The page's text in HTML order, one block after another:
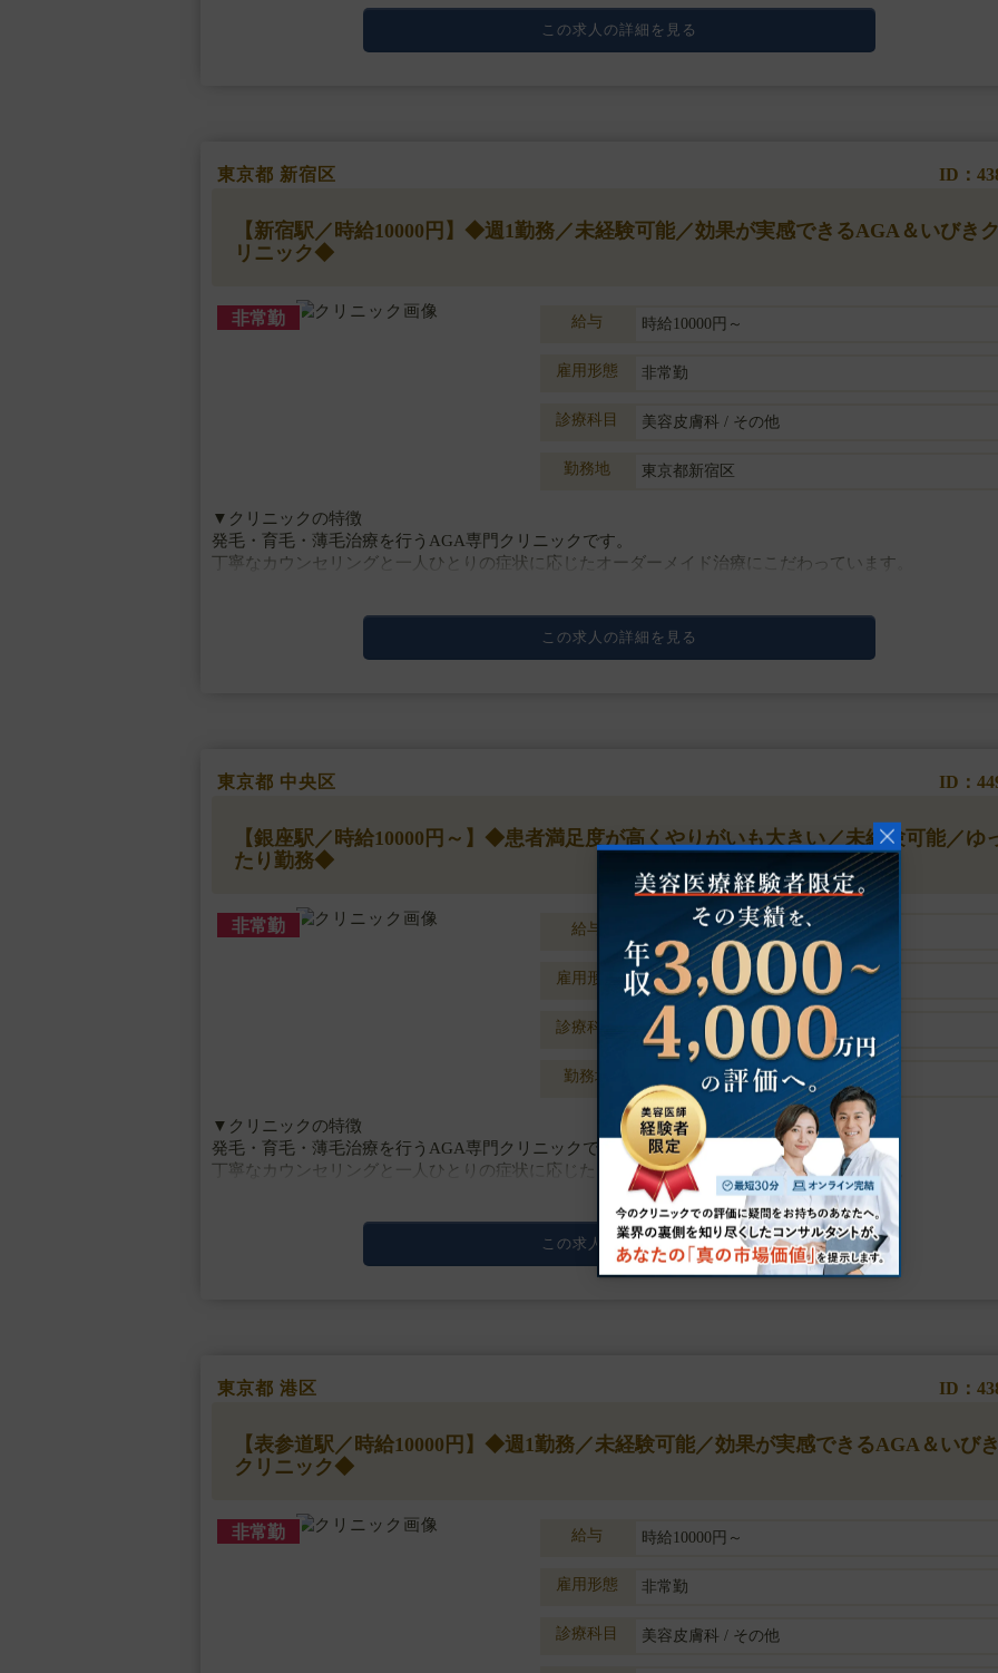
この求人の詳細を見る
東京都 新宿区 ID：
【新宿駅／時給10000円】◆週1勤務／未経験可能／効果が実感できるAGA＆いびき
リニック◆
非常勤 給与 時給10000円～
雇用形態 非常勤
診療科目 美容皮膚科 / その他
勤務地 東京都新宿区
▼クリニックの特徴
発毛・育毛・薄毛治療を行うAGA専門クリニックです。
丁寧なカウンセリングと一人ひとりの症状に応じたオーダーメイド治療にこだわっています。
この求人の詳細を見る
東京都 中央区 ID：
【銀座駅／時給10000円～】◆患者満足度が高くやりがいも大きい／未経験可能／ゆ
たり勤務◆
非常勤 給与 時給10000円～
雇用形態 非常勤
診療科目 美容皮膚科 / その他
勤務地 東京都中央区
▼クリニックの特徴
発毛・育毛・薄毛治療を行うAGA専門クリニックです。
丁寧なカウンセリングと一人ひとりの症状に応じたオーダーメイド治療にこだわっています。
この求人の詳細を見る
東京都 港区 ID：
【表参道駅／時給10000円】◆週1勤務／未経験可能／効果が実感できるAGA＆いび
クリニック◆
非常勤 給与 時給10000円～
雇用形態 非常勤
診療科目 美容皮膚科 / その他